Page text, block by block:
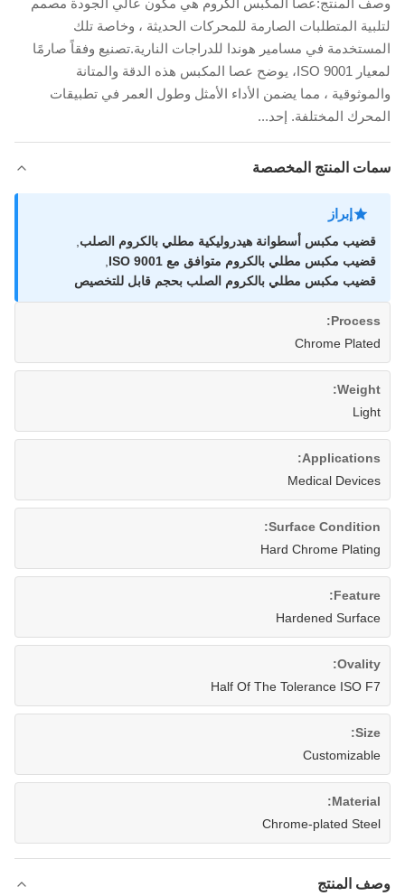
وصف المنتج:عصا المكبس الكروم هي مكون عالي الجودة مصمم
لتلبية المتطلبات الصارمة للمحركات الحديثة ، وخاصة تلك
المستخدمة في مسامير هوندا للدراجات النارية.تصنيع وفقاً صارمًا
لمعيار ISO 9001، يوضح عصا المكبس هذه الدقة والمتانة
والموثوقية ، مما يضمن الأداء الأمثل وطول العمر في تطبيقات
المحرك المختلفة. إحد...
سمات المنتج المخصصة
إبراز
قضيب مكبس أسطوانة هيدروليكية مطلي بالكروم الصلب
قضيب مكبس مطلي بالكروم متوافق مع ISO 9001
قضيب مكبس مطلي بالكروم الصلب بحجم قابل للتخصيص
Process:
Chrome Plated
Weight:
Light
Applications:
Medical Devices
Surface Condition:
Hard Chrome Plating
Feature:
Hardened Surface
Ovality:
Half Of The Tolerance ISO F7
Size:
Customizable
Material:
Chrome-plated Steel
وصف المنتج